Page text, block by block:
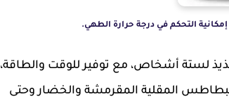
الصحي واللذيذ لستة أشخاص، مع توفير للوقت والطاقة،
البطاطس المقلية المقرمشة والخضار وحتى